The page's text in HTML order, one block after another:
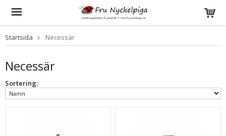
Startsida Necessär
Necessär
Sortering: